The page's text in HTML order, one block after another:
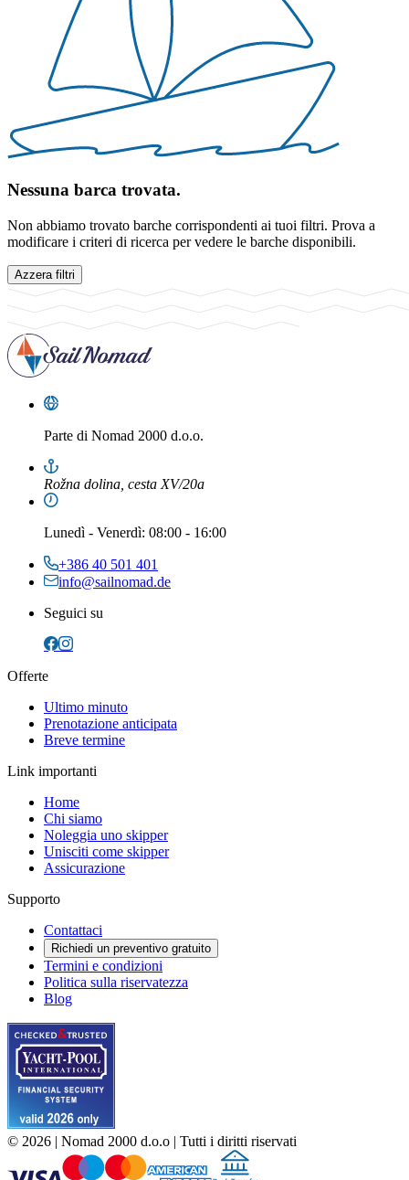
Nessuna barca trovata.
Non abbiamo trovato barche corrispondenti ai tuoi filtri. Prova a
modificare i criteri di ricerca per vedere le barche disponibili.
Azzera filtri
Parte di Nomad 2000 d.o.o.
Rožna dolina, cesta XV/20a
Lunedì - Venerdì: 08:00 - 16:00
+386 40 501 401
info@sailnomad.de
Seguici su
Offerte
Ultimo minuto
Prenotazione anticipata
Breve termine
Link importanti
Home
Chi siamo
Noleggia uno skipper
Unisciti come skipper
Assicurazione
Supporto
Contattaci
Richiedi un preventivo gratuito
Termini e condizioni
Politica sulla riservatezza
Blog
© 2026 | Nomad 2000 d.o.o | Tutti i diritti riservati